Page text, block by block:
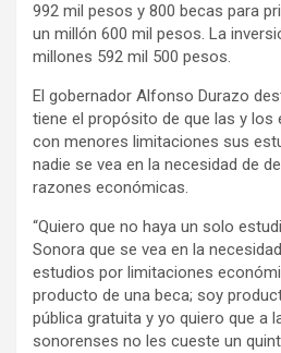
992 mil pesos y 800 becas para
un millón 600 mil pesos. La
millones 592 mil 500 pesos.
El gobernador Alfonso Durazo
tiene el propósito de que las y los
con menores limitaciones sus
nadie se vea en la necesidad de
razones económicas.
“Quiero que no haya un solo
Sonora que se vea en la
estudios por limitaciones
producto de una beca; soy
pública gratuita y yo quiero que a
sonorenses no les cueste un